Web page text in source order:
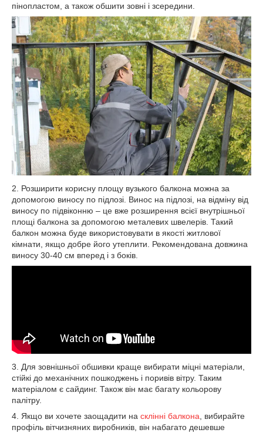
пінопластом, а також обшити зовні і зсередини.
2. Розширити корисну площу вузького балкона можна за
допомогою виносу по підлозі. Винос на підлозі, на відміну від
виносу по підвіконню – це вже розширення всієї внутрішньої
площі балкона за допомогою металевих швелерів. Такий
балкон можна буде використовувати в якості житлової
кімнати, якщо добре його утеплити. Рекомендована довжина
виносу 30-40 см вперед і з боків.
3. Для зовнішньої обшивки краще вибирати міцні матеріали,
стійкі до механічних пошкоджень і поривів вітру. Таким
матеріалом є сайдинг. Також він має багату кольорову
палітру.
4. Якщо ви хочете заощадити на склінні балкона, вибирайте
профіль вітчизняних виробників, він набагато дешевше